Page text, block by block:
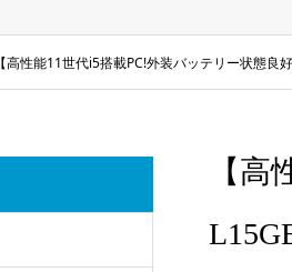
【高性能11世代i5搭載PC!外装バッテリー状態
【